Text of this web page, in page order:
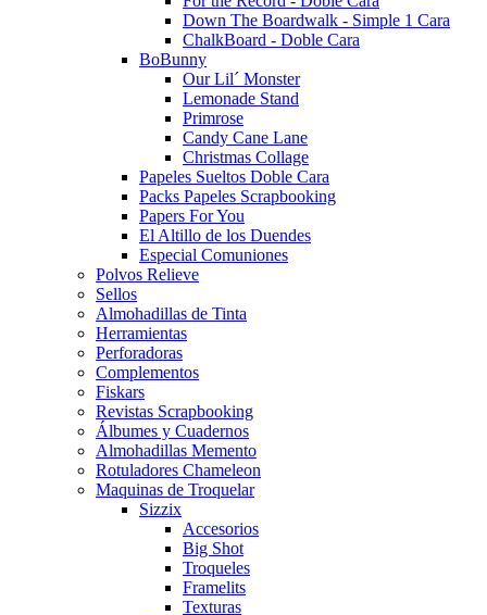
Down The Boardwalk - Simple 1 Cara
ChalkBoard - Doble Cara
BoBunny
Our Lil´ Monster
Lemonade Stand
Primrose
Candy Cane Lane
Christmas Collage
Papeles Sueltos Doble Cara
Packs Papeles Scrapbooking
Papers For You
El Altillo de los Duendes
Especial Comuniones
Polvos Relieve
Sellos
Almohadillas de Tinta
Herramientas
Perforadoras
Complementos
Fiskars
Revistas Scrapbooking
Álbumes y Cuadernos
Almohadillas Memento
Rotuladores Chameleon
Maquinas de Troquelar
Sizzix
Accesorios
Big Shot
Troqueles
Framelits
Texturas